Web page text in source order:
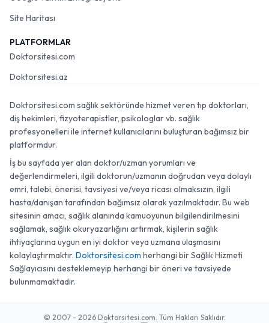
Site Haritası
PLATFORMLAR
Doktorsitesi.com
Doktorsitesi.az
Doktorsitesi.com sağlık sektöründe hizmet veren tıp doktorları,
diş hekimleri, fizyoterapistler, psikologlar vb. sağlık
profesyonelleri ile internet kullanıcılarını buluşturan bağımsız bir
platformdur.
İş bu sayfada yer alan doktor/uzman yorumları ve
değerlendirmeleri, ilgili doktorun/uzmanın doğrudan veya dolaylı
emri, talebi, önerisi, tavsiyesi ve/veya ricası olmaksızın, ilgili
hasta/danışan tarafından bağımsız olarak yazılmaktadır. Bu web
sitesinin amacı, sağlık alanında kamuoyunun bilgilendirilmesini
sağlamak, sağlık okuryazarlığını artırmak, kişilerin sağlık
ihtiyaçlarına uygun en iyi doktor veya uzmana ulaşmasını
kolaylaştırmaktır. Doktorsitesi.com herhangi bir Sağlık Hizmeti
Sağlayıcısını desteklemeyip herhangi bir öneri ve tavsiyede
bulunmamaktadır.
© 2007 - 2026 Doktorsitesi.com. Tüm Hakları Saklıdır.